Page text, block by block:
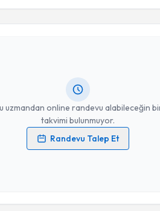
uzmandan online randevu alabileceğin
takvimi bulunmuyor.
Randevu Talep Et
verilerimin işlenmesine ilişkinAydınlatma